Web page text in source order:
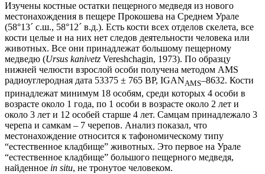
Изучены костные остатки пещерного медведя из нового
местонахождения в пещере Прокошева на Среднем Урале
(58°13´ с.ш., 58°12´ в.д.). Есть кости всех отделов скелета, все
кости целые и на них нет следов деятельности человека или
животных. Все они принадлежат большому пещерному
медведю (Ursus kanivetz Vereshchagin, 1973). По образцу
нижней челюсти взрослой особи получена методом AMS
радиоуглеродная дата 53375 ± 765 BP, IGANAMS–8632. Кости
принадлежат минимум 18 особям, среди которых 4 особи в
возрасте около 1 года, по 1 особи в возрасте около 2 лет и
около 3 лет и 12 особей старше 4 лет. Самцам принадлежало 3
черепа и самкам – 7 черепов. Анализ показал, что
местонахождение относится к тафономическому типу
“естественное кладбище” животных. Это первое на Урале
“естественное кладбище” большого пещерного медведя,
найденное in situ, не тронутое человеком.